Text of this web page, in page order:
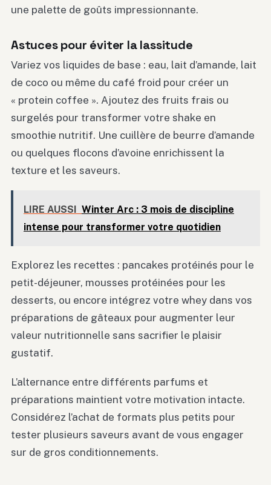
une palette de goûts impressionnante.
Astuces pour éviter la lassitude
Variez vos liquides de base : eau, lait d’amande, lait
de coco ou même du café froid pour créer un
« protein coffee ». Ajoutez des fruits frais ou
surgelés pour transformer votre shake en
smoothie nutritif. Une cuillère de beurre d’amande
ou quelques flocons d’avoine enrichissent la
texture et les saveurs.
LIRE AUSSI Winter Arc : 3 mois de discipline
intense pour transformer votre quotidien
Explorez les recettes : pancakes protéinés pour le
petit-déjeuner, mousses protéinées pour les
desserts, ou encore intégrez votre whey dans vos
préparations de gâteaux pour augmenter leur
valeur nutritionnelle sans sacrifier le plaisir
gustatif.
L’alternance entre différents parfums et
préparations maintient votre motivation intacte.
Considérez l’achat de formats plus petits pour
tester plusieurs saveurs avant de vous engager
sur de gros conditionnements.